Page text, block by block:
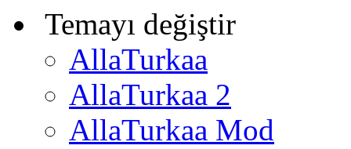
Temayı değiştir
AllaTurkaa
AllaTurkaa 2
AllaTurkaa Mod